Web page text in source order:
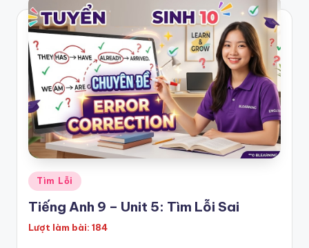
Posted
in
Tìm Lỗi
Tiếng Anh 9 – Unit 5: Tìm Lỗi Sai
Lượt làm bài: 184